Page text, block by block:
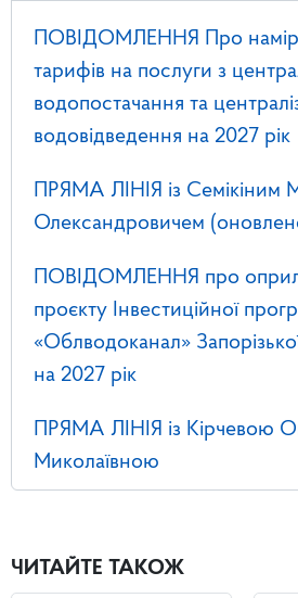
ПОВІДОМЛЕННЯ Про намір
тарифів на послуги з
водопостачання та
водовідведення на 2027 рік
ПРЯМА ЛІНІЯ із Семікіним
Олександровичем
ПОВІДОМЛЕННЯ про
проєкту Інвестиційної
«Облводоканал»
на 2027 рік
ПРЯМА ЛІНІЯ із Кірчевою
Миколаївною
ЧИТАЙТЕ ТАКОЖ